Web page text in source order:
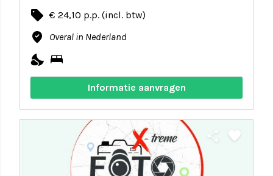
local_offer € 24,10 p.p. (incl. btw)
where_to_vote Overal in Nederland
nights_stay bed
Informatie aanvragen
share favorite